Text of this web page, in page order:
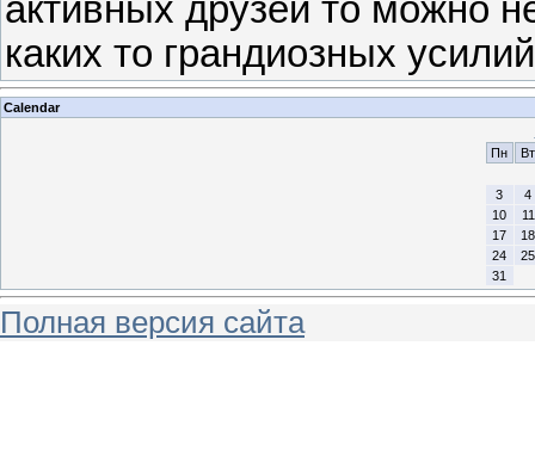
активных друзей то можно
каких то грандиозных
Calendar
Пн
Вт
3
4
10
11
17
18
24
25
31
Полная версия сайта